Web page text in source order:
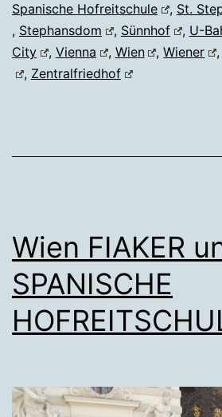
Spanische Hofreitschule
, St.
, Stephansdom , Sünnhof , U-
City
, Vienna , Wien ,Wiener
, Zentralfriedhof
Wien FIAKER
SPANISCHE